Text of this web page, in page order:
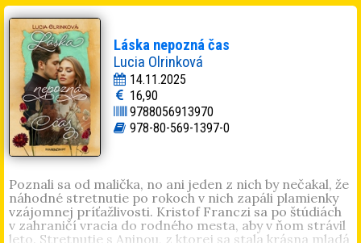
desaťročia. Možno preto sme ako spoločnosť tam, kde
sme, lebo spoluvytvárame prostredie korupcie, v
ktorom naše „vzory“ môžu uspieť.
Láska nepozná čas
Lucia Olrinková
14.11.2025
16,90
9788056913970
978-80-569-1397-0
Poznali sa od malička, no ani jeden z nich by nečakal, že
náhodné stretnutie po rokoch v nich zapáli plamienky
vzájomnej príťažlivosti. Kristof Franczi sa po štúdiách
v zahraničí vracia do rodného mesta, aby v ňom strávil
leto. Stretnutie s Aninou, z ktorej sa stala krásna mladá